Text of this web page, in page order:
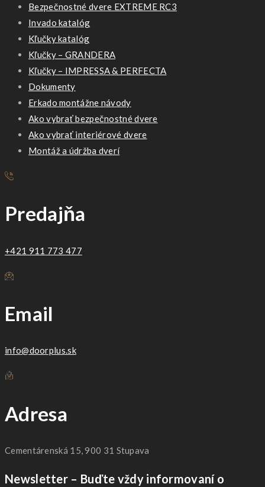
Bezpečnostné dvere EXTREME RC3
Invado katalóg
Kľučky katalóg
Kľučky – GRANDERA
Kľučky – IMPRESSA & PERFECTA
Dokumenty
Erkado montážne návody
Ako vybrať bezpečnostné dvere
Ako vybrať interiérové dvere
Montáž a údržba dverí
Predajňa
+421 911 773 477
Email
info@doorplus.sk
Adresa
Cementárenská 15, 900 31 Stupava
Newsletter – Buďte vždy informovaní o